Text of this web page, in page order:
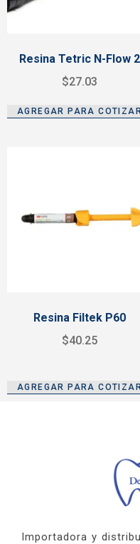
Resina Tetric N-Flow 2
$27.03
AGREGAR PARA COTIZAR
Resina Filtek P60
$40.25
AGREGAR PARA COTIZAR
Importadora y